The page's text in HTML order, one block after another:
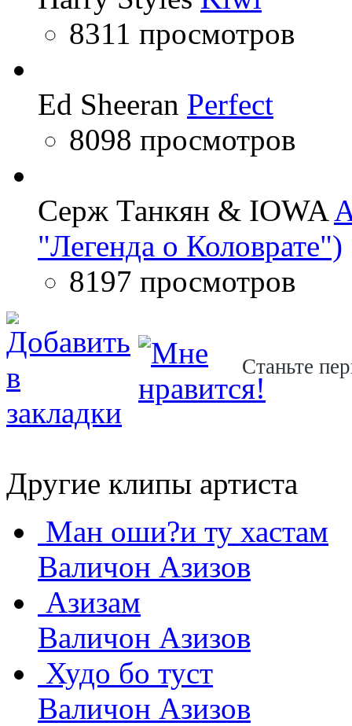
8311 просмотров
Ed Sheeran Perfect
8098 просмотров
Серж Танкян & IOWA
"Легенда о Коловрате")
8197 просмотров
Станьте
Другие клипы артиста
Ман оши?и ту хастам
Валичон Азизов
Азизам
Валичон Азизов
Худо бо туст
Валичон Азизов